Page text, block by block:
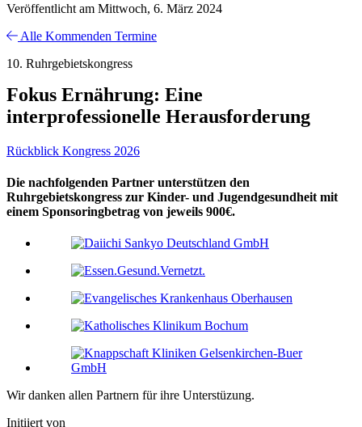
Veröffentlicht am Mittwoch, 6. März 2024
Alle Kommenden Termine
10. Ruhrgebietskongress
Fokus Ernährung: Eine
interprofessionelle Herausforderung
Rückblick Kongress 2026
Die nachfolgenden Partner unterstützen den
Ruhrgebietskongress zur Kinder- und Jugendgesundheit mit
einem Sponsoringbetrag von jeweils 900€.
Wir danken allen Partnern für ihre Unterstüzung.
Initiiert von